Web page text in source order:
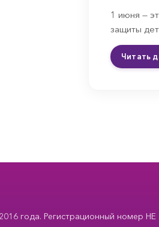
1 июня —
защиты
Читать
года. Регистрационный номер HE